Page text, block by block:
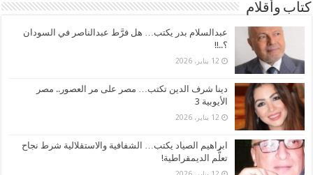
كتاب وأقلام
عبدالسلام بدر يكتب… هل فرَّط عبدالناصر في السودان
؟..!!
12 يناير، 2026
دينا شرف الدين تكتب… مصر على مر العصور.. مصر
الأيوبية 3
12 يناير، 2026
ابراهيم الصياد يكتب… الشفافية والاستقلالية شرط نجاح
تعلُّم الديمقراطية!